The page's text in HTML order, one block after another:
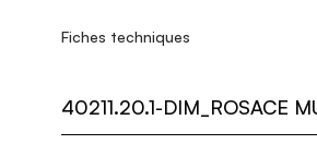
Fiches techniques